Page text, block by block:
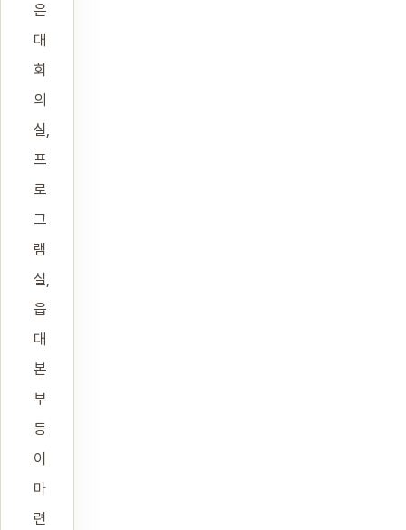
은
대
회
의
실,
프
로
그
램
실,
읍
대
본
부
등
이
마
련